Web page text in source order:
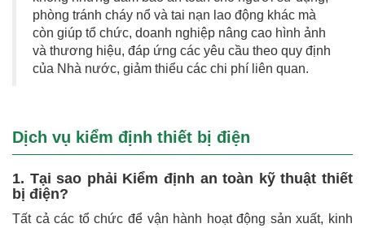
phòng tránh cháy nổ và tai nạn lao động khác mà
còn giúp tổ chức, doanh nghiệp nâng cao hình ảnh
và thương hiệu, đáp ứng các yêu cầu theo quy định
của Nhà nước, giảm thiểu các chi phí liên quan.
Dịch vụ kiểm định thiết bị điện
1. Tại sao phải Kiểm định an toàn kỹ thuật thiết
bị điện?
Tất cả các tổ chức để vận hành hoạt động sản xuất, kinh